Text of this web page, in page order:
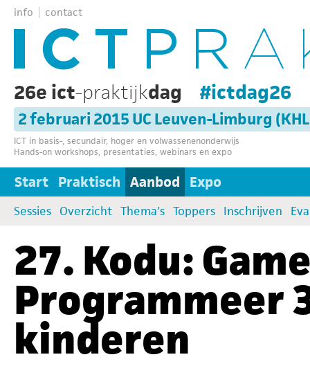
info contact
26e ict-praktijkdag #ictdag26
2 februari 2015 UC Leuven-Limburg
ICT in basis-, secundair, hoger en volwassenenonderwijs
Hands-on workshops, presentaties, webinars en expo
Start Praktisch Aanbod Expo
Sessies Overzicht Thema's Toppers Inschrijven
27. Kodu:
Programmeer
kinderen